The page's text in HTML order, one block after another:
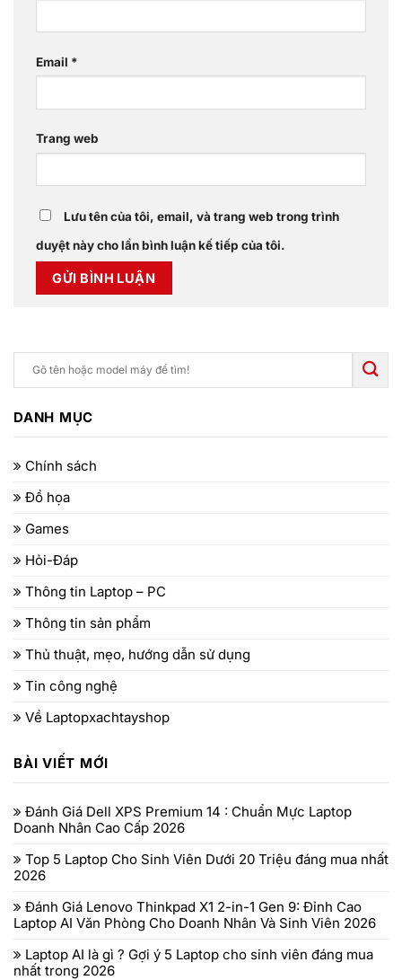
Email *
Trang web
Lưu tên của tôi, email, và trang web trong trình
duyệt này cho lần bình luận kế tiếp của tôi.
DANH MỤC
Chính sách
Đồ họa
Games
Hỏi-Đáp
Thông tin Laptop – PC
Thông tin sản phẩm
Thủ thuật, mẹo, hướng dẫn sử dụng
Tin công nghệ
Về Laptopxachtayshop
BÀI VIẾT MỚI
Đánh Giá Dell XPS Premium 14 : Chuẩn Mực Laptop
Doanh Nhân Cao Cấp 2026
Top 5 Laptop Cho Sinh Viên Dưới 20 Triệu đáng mua nhất
2026
Đánh Giá Lenovo Thinkpad X1 2-in-1 Gen 9: Đỉnh Cao
Laptop AI Văn Phòng Cho Doanh Nhân Và Sinh Viên 2026
Laptop AI là gì ? Gợi ý 5 Laptop cho sinh viên đáng mua
nhất trong 2026